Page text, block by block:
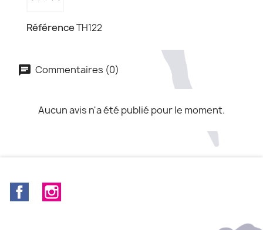
RéférenceTH122
Commentaires (0)
Aucun avis n'a été publié pour le moment.
Facebook